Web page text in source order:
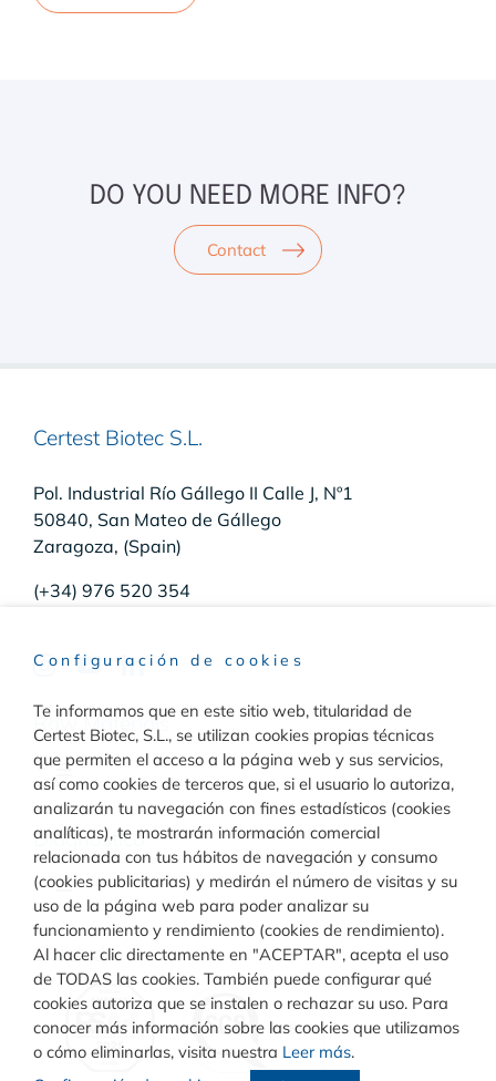
DO YOU NEED MORE INFO?
Contact
Certest Biotec S.L.
Pol. Industrial Río Gállego II Calle J, Nº1
50840, San Mateo de Gállego
Zaragoza, (Spain)
(+34) 976 520 354
Raw Materials
Toggle
Navigation
Materiales para inmunodiagnóstico
Materiales para diagnóstico molecular
Diagnóstico
Toggle
Navigation
Rapid Test
Turbilatex
Calidad
Configuración de cookies
Te informamos que en este sitio web, titularidad de
Certest Biotec, S.L., se utilizan cookies propias técnicas
que permiten el acceso a la página web y sus servicios,
así como cookies de terceros que, si el usuario lo autoriza,
analizarán tu navegación con fines estadísticos (cookies
analíticas), te mostrarán información comercial
relacionada con tus hábitos de navegación y consumo
(cookies publicitarias) y medirán el número de visitas y su
uso de la página web para poder analizar su
funcionamiento y rendimiento (cookies de rendimiento).
Al hacer clic directamente en "ACEPTAR", acepta el uso
de TODAS las cookies. También puede configurar qué
cookies autoriza que se instalen o rechazar su uso. Para
conocer más información sobre las cookies que utilizamos
o cómo eliminarlas, visita nuestra Leer más.